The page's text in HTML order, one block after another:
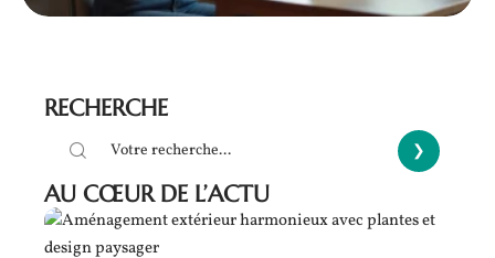
RECHERCHE
AU CŒUR DE L’ACTU